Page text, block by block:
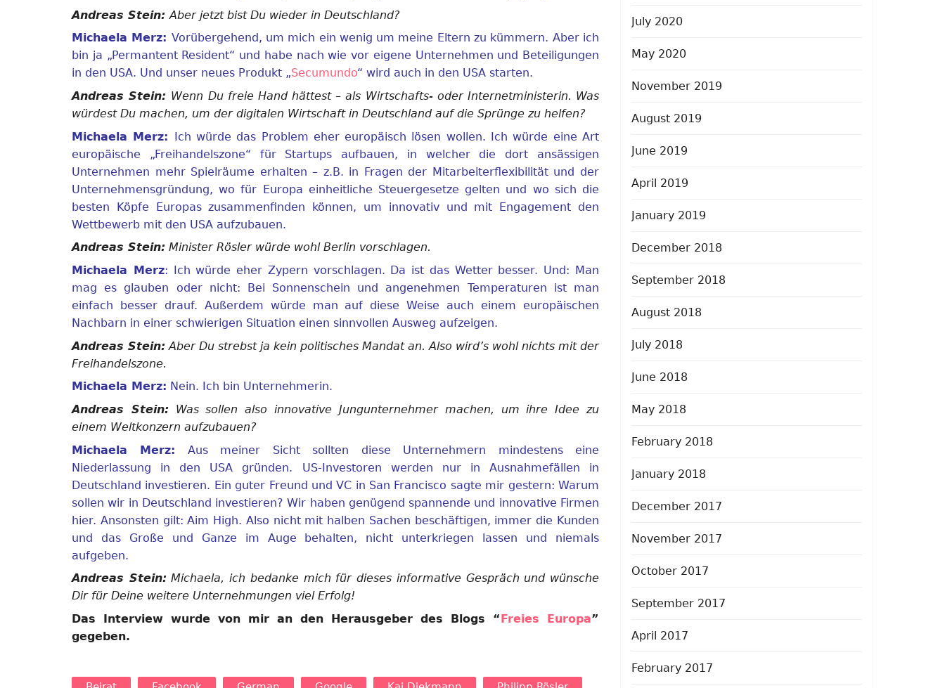
Andreas Stein: Aber jetzt bist Du wieder in Deutschland?
Michaela Merz: Vorübergehend, um mich ein wenig um meine Eltern zu kümmern. Aber ich
bin ja „Permantent Resident“ und habe nach wie vor eigene Unternehmen und Beteiligungen
in den USA. Und unser neues Produkt „Secumundo“ wird auch in den USA starten.
Andreas Stein: Wenn Du freie Hand hättest – als Wirtschafts- oder Internetministerin. Was
würdest Du machen, um der digitalen Wirtschaft in Deutschland auf die Sprünge zu helfen?
Michaela Merz: Ich würde das Problem eher europäisch lösen wollen. Ich würde eine Art
europäische „Freihandelszone“ für Startups aufbauen, in welcher die dort ansässigen
Unternehmen mehr Spielräume erhalten – z.B. in Fragen der Mitarbeiterflexibilität und der
Unternehmensgründung, wo für Europa einheitliche Steuergesetze gelten und wo sich die
besten Köpfe Europas zusammenfinden können, um innovativ und mit Engagement den
Wettbewerb mit den USA aufzubauen.
Andreas Stein: Minister Rösler würde wohl Berlin vorschlagen.
Michaela Merz: Ich würde eher Zypern vorschlagen. Da ist das Wetter besser. Und: Man
mag es glauben oder nicht: Bei Sonnenschein und angenehmen Temperaturen ist man
einfach besser drauf. Außerdem würde man auf diese Weise auch einem europäischen
Nachbarn in einer schwierigen Situation einen sinnvollen Ausweg aufzeigen.
Andreas Stein: Aber Du strebst ja kein politisches Mandat an. Also wird’s wohl nichts mit der
Freihandelszone.
Michaela Merz: Nein. Ich bin Unternehmerin.
Andreas Stein: Was sollen also innovative Jungunternehmer machen, um ihre Idee zu
einem Weltkonzern aufzubauen?
Michaela Merz: Aus meiner Sicht sollten diese Unternehmern mindestens eine
Niederlassung in den USA gründen. US-Investoren werden nur in Ausnahmefällen in
Deutschland investieren. Ein guter Freund und VC in San Francisco sagte mir gestern: Warum
sollen wir in Deutschland investieren? Wir haben genügend spannende und innovative Firmen
hier. Ansonsten gilt: Aim High. Also nicht mit halben Sachen beschäftigen, immer die Kunden
und das Große und Ganze im Auge behalten, nicht unterkriegen lassen und niemals
aufgeben.
Andreas Stein: Michaela, ich bedanke mich für dieses informative Gespräch und wünsche
Dir für Deine weitere Unternehmungen viel Erfolg!
Das Interview wurde von mir an den Herausgeber des Blogs “Freies Europa”
gegeben.
July 2020
May 2020
November 2019
August 2019
June 2019
April 2019
January 2019
December 2018
September 2018
August 2018
July 2018
June 2018
May 2018
February 2018
January 2018
December 2017
November 2017
October 2017
September 2017
April 2017
February 2017